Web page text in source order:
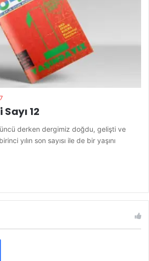
12
derken dergimiz doğdu, gelişti ve
yılın son sayısı ile de bir yaşını